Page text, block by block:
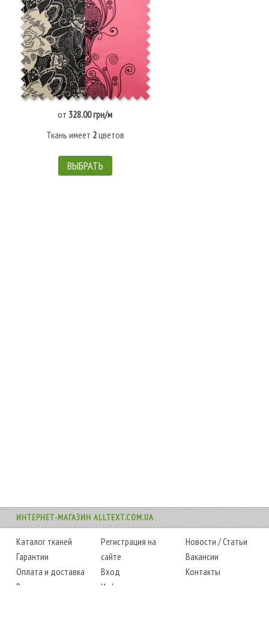
от 328.00 грн/м
Ткань имеет 2цветов
ВЫБРАТЬ
ИНТЕРНЕТ-МАГАЗИН ALLTEXT.COM.UA
Каталог тканей
Гарантии
Оплата и доставка
Возврат товара
Регистрация на
сайте
Вход
Информация
Новости /Статьи
Вакансии
Контакты